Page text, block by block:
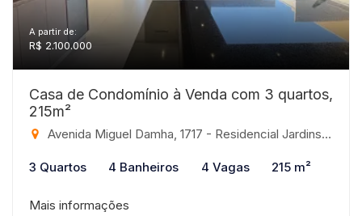
A partir de:
R$ 2.100.000
Casa de Condomínio à Venda com 3 quartos,
215m²
Avenida Miguel Damha, 1717 - Residencial Jardins, São José do Rio Preto-SP
3 Quartos 4 Banheiros 4 Vagas 215 m²
Mais informações